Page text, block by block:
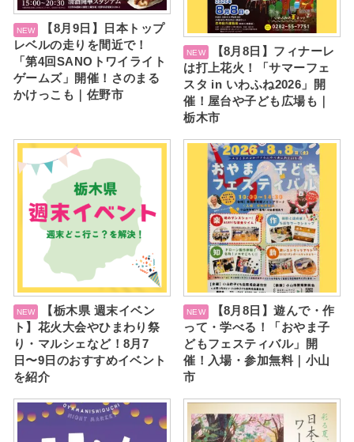
【8月9日】日本トップ
レベルの走りを間近で！
「第4回SANOトワイライト
ゲームズ」開催！さのまる
かけっこも｜佐野市
【8月8日】フィナーレ
は打上花火！「サマーフェ
スタ in いわふね2026」開
催！屋台や子ども広場も｜
栃木市
【栃木県 週末イベン
ト】花火大会やひまわり祭
り・マルシェなど！8月7
日〜9日のおすすめイベント
を紹介
【8月8日】遊んで・作
って・学べる！「おやま子
どもフェスティバル」開
催！入場・参加無料｜小山
市